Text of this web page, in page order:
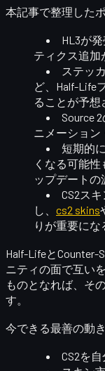
本記事で整理した
HL3が発
ティクス追加
ステッ
ど、Half-Life
ることが予想
Source
ニメーション
短期的
くなる可能
ップデートの
CS2ス
し、 cs2 skins
りが重要にな
Half-LifeとCounter-
ニティの面で互い
ものとなれば、そ
す。
今できる最善の動き
CS2を